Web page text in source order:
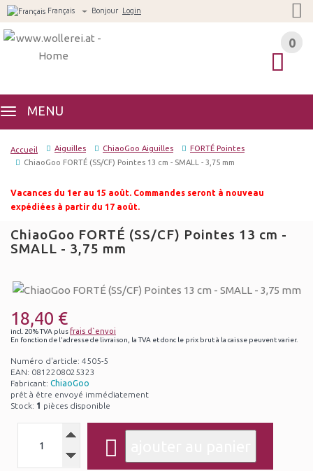
Français Bonjour Login
0
MENU
0
Accueil Aiguilles ChiaoGoo Aiguilles
FORTÉ Pointes
ChiaoGoo FORTÉ (SS/CF) Pointes 13 cm - SMALL - 3,75 mm
Vacances du 1er au 15 août. Commandes seront à nouveau
expédiées à partir du 17 août.
ChiaoGoo FORTÉ (SS/CF) Pointes 13 cm -
SMALL - 3,75 mm
18,40 €
incl. 20% TVA plusfrais d`envoi
En fonction de l'adresse de livraison, la TVA et donc le prix brut à la caisse peuvent varier.
Numéro d'article: 4505-5
EAN: 0812208025323
Fabricant: ChiaoGoo
prêt à être envoyé immédiatement
Stock: 1 pièces disponible